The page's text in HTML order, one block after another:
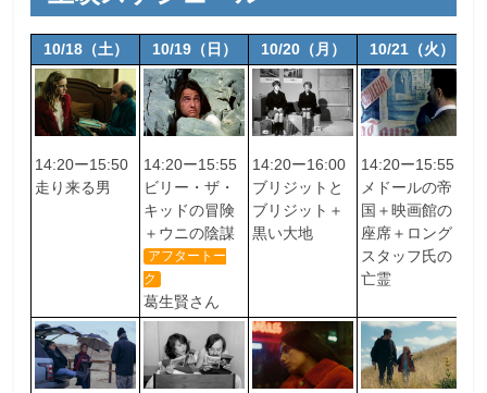
10/18（土） 10/19（日） 10/20（月） 10/21（火）
14:20ー15:50
走り来る男
14:20ー15:55
ビリー・ザ・
キッドの冒険
＋ウニの陰謀
アフタートー
ク
葛生賢さん
14:20ー16:00
ブリジットと
ブリジット＋
黒い大地
14:20ー15:55
メドールの帝
国＋映画館の
座席＋ロング
スタッフ氏の
亡霊